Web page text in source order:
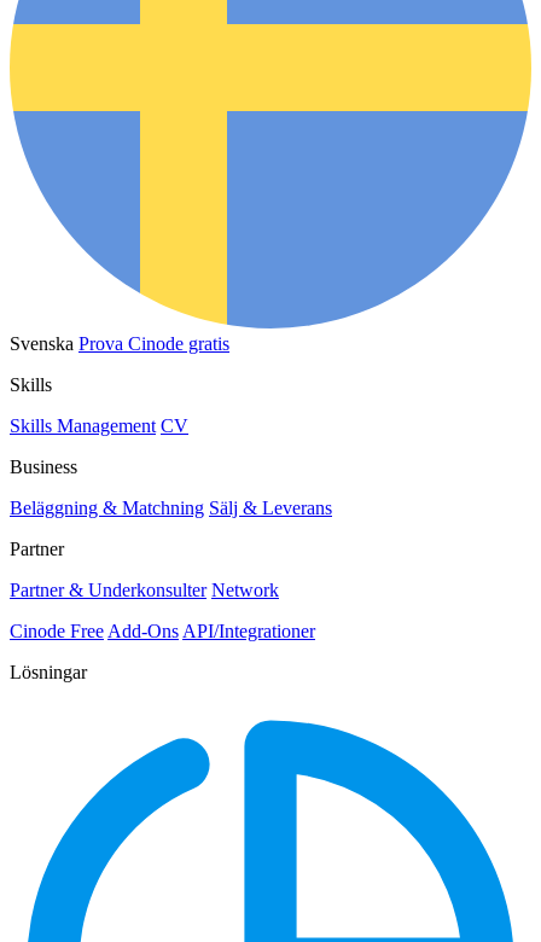
Svenska Prova Cinode gratis
Skills
Skills Management CV
Business
Beläggning & Matchning Sälj & Leverans
Partner
Partner & Underkonsulter Network
Cinode Free Add-Ons API/Integrationer
Lösningar